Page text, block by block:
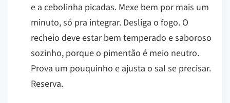
e a cebolinha picadas. Mexe bem por mais um
minuto, só pra integrar. Desliga o fogo. O
recheio deve estar bem temperado e saboroso
sozinho, porque o pimentão é meio neutro.
Prova um pouquinho e ajusta o sal se precisar.
Reserva.